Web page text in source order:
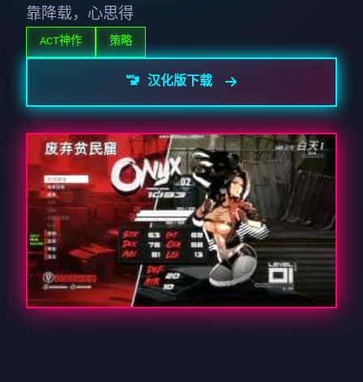
靠降载，心思得
ACT神作 策略
🚾 汉化版下载